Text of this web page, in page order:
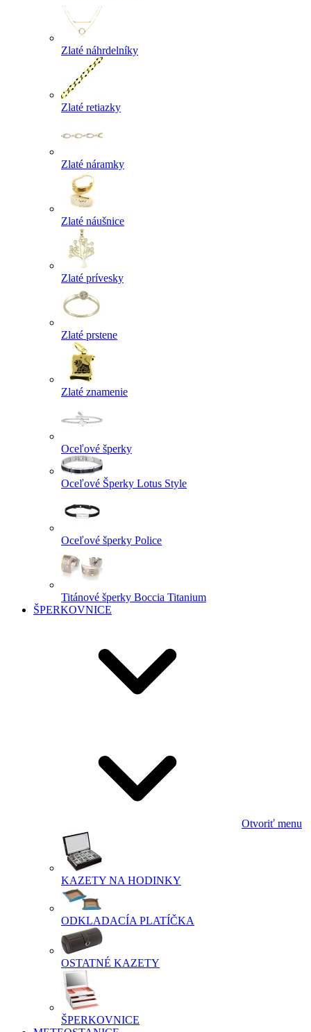
Zlaté náhrdelníky
Zlaté retiazky
Zlaté náramky
Zlaté náušnice
Zlaté prívesky
Zlaté prstene
Zlaté znamenie
Oceľové šperky
Oceľové Šperky Lotus Style
Oceľové šperky Police
Titánové šperky Boccia Titanium
ŠPERKOVNICE
Otvoriť menu
KAZETY NA HODINKY
ODKLADACÍA PLATÍČKA
OSTATNÉ KAZETY
ŠPERKOVNICE